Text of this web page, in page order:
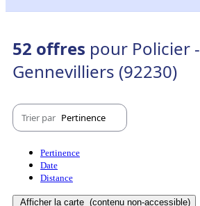
52 offres pour Policier -
Gennevilliers (92230)
Trier par Pertinence
Pertinence
Date
Distance
Afficher la carte (contenu non-accessible)